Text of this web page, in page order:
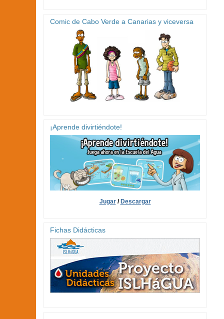
Comic de Cabo Verde a Canarias y viceversa
¡Aprende divirtiéndote!
Jugar/ Descargar
Fichas Didácticas